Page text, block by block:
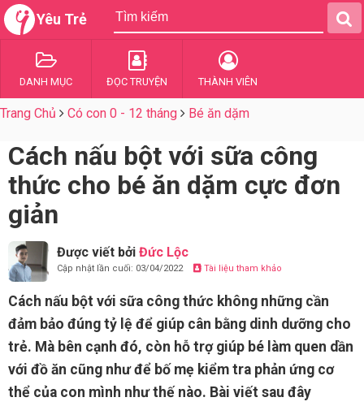
Yêu Trẻ
DANH MỤC ĐỌC TRUYỆN THÀNH VIÊN
Trang Chủ Có con 0 - 12 tháng Bé ăn dặm
Cách nấu bột với sữa công
thức cho bé ăn dặm cực đơn
giản
Được viết bởi Đức Lộc
Cập nhật lần cuối: 03/04/2022 Tài liệu tham khảo
Cách nấu bột với sữa công thức không những cần
đảm bảo đúng tỷ lệ để giúp cân bằng dinh dưỡng cho
trẻ. Mà bên cạnh đó, còn hỗ trợ giúp bé làm quen dần
với đồ ăn cũng như để bố mẹ kiểm tra phản ứng cơ
thể của con mình như thế nào. Bài viết sau đây